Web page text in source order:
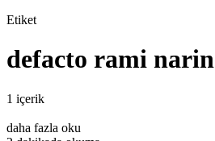
Etiket
defacto rami narin
1 içerik
daha fazla oku